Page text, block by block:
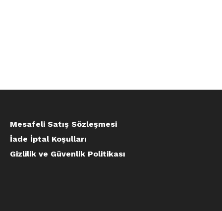
Mesafeli Satış Sözleşmesi
İade İptal Koşulları
Gizlilik ve Güvenlik Politikası